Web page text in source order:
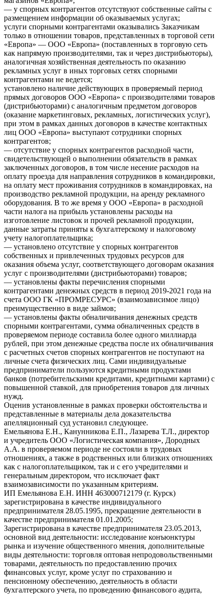
— у спорных контрагентов отсутствуют собственные сайты с
размещением информации об оказываемых услугах;
услуги спорными контрагентами оказывались Заказчикам
только в отношении товаров, представленных в торговой сети
«Европа» — ООО «Европа» (поставленных в торговую сеть
как напрямую производителями, так и через дистрибьюторы),
аналогичная хозяйственная деятельность по оказанию
рекламных услуг в иных торговых сетях спорными
контрагентами не ведется;
установлено наличие действующих в проверяемый период
прямых договоров ООО «Европа» с производителями товаров
(дистрибьюторами) с аналогичным предметом договоров
(оказание маркетинговых, рекламных, логистических услуг),
при этом в рамках данных договоров в качестве контактных
лиц ООО «Европа» выступают сотрудники спорных
контрагентов;
— отсутствие у спорных контрагентов расходной части,
свидетельствующей о выполнении обязательств в рамках
заключенных договоров, в том числе несение расходов на
оплату проезда для направления сотрудников в командировки,
на оплату мест проживания сотрудников в командировках, на
производство рекламной продукции, на аренду рекламного
оборудования. В то же время у ООО «Европа» в расходной
части налога на прибыль установлены расходы на
изготовление листовок и прочей рекламной продукции,
данные затраты приняты к бухгалтерскому и налоговому
учету налогоплательщика;
— установлено отсутствие у спорных контрагентов
собственных и привлеченных трудовых ресурсов для
оказания объема услуг, соответствующего договорам оказания
услуг с производителями (дистрибьюторами) товаров;
— установлены факты перечисления спорными
контрагентами денежных средств в период 2019-2021 года на
счета ООО ГК «ПРОМРЕСУРС» (взаимозависимое лицо)
преимущественно в виде займов;
— установлены факты обналичивания денежных средств
спорными контрагентами, сумма обналиченных средств в
проверяемом периоде составила более одного миллиарда
рублей, при этом денежные средства после их обналичивания
с расчетных счетов спорных контрагентов не поступают на
личные счета физических лиц. Сами индивидуальные
предприниматели пользуются кредитными продуктами
банков (потребительскими кредитами, кредитными картами) с
повышенной ставкой, для приобретения товаров для личных
нужд.
Оценив установленные в рамках проверки обстоятельства и
представленные в материалы дела доказательства
апелляционный суд установил следующее.
Емельянова Е.Н., Канунникова Е.П., Лазарева Т.Л., директор
и учредитель ООО «Логистическая компания», Дородных
А.А. в проверяемом периоде не состояли в трудовых
отношениях, а также в родственных или близких отношениях
как с налогоплательщиком, так и с его учредителями и
генеральным директором, что исключает факт
взаимозависимости по указанным критериям.
ИП Емельянова Е.Н. ИНН 463000712179 (г. Курск)
зарегистрирована в качестве индивидуального
предпринимателя 28.05.1995, прекращение деятельности в
качестве предпринимателя 01.01.2005;
Зарегистрирована в качестве предпринимателя 23.05.2013,
основной вид деятельности: исследование конъюнктуры
рынка и изучение общественного мнения, дополнительные
виды деятельности: торговля оптовая непродовольственными
товарами, деятельность по предоставлению прочих
финансовых услуг, кроме услуг по страхованию и
пенсионному обеспечению, деятельность в области
бухгалтерского учета, по проведению финансового аудита,